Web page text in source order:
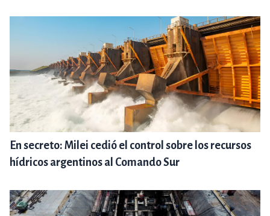
En secreto: Milei cedió el control sobre los recursos
hídricos argentinos al Comando Sur